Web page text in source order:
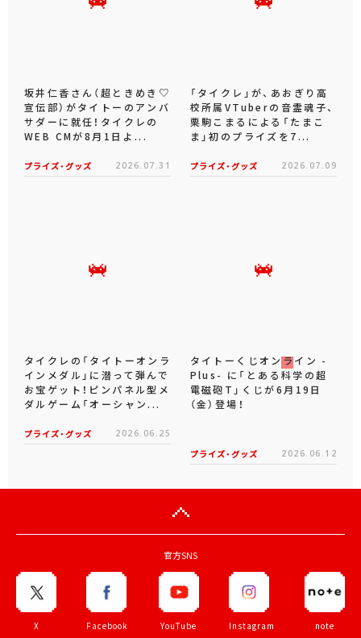
坂井仁香さん（超ときめき♡
宣伝部）がタイトーのアンバ
サダーに就任！タイクレの
WEB CMが8月1日よ...
プライズ・グッズ 2026.07.31
「タイクレ」が、あおぎり高
校所属VTuberの音霊魂子、
栗駒こまるによる「たまこ
ま」初のプライズを7...
プライズ・グッズ 2026.07.09
タイクレの「タイトーオンラ
インメダル」に潜って弾んで
お宝ゲット！ピンパネル型メ
ダルゲーム「オーシャン...
プライズ・グッズ 2026.06.25
タイトーくじオンライン -
Plus- に「とある科学の超
電磁砲T」くじが6月19日
（金）登場！
プライズ・グッズ 2026.06.12
官方SNS
X Facebook YouTube Instagram note